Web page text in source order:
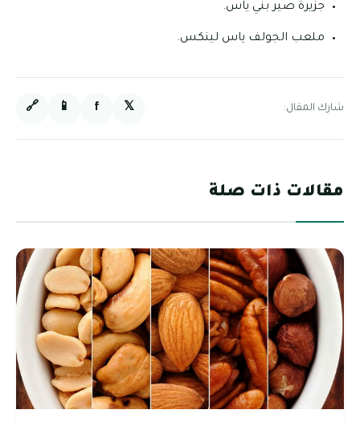
جزيرة صير بني ياس.
ملعب الجولف ياس لينكس.
شارك المقال: 𝕏
f
📱
🔗
مقالات ذات صلة